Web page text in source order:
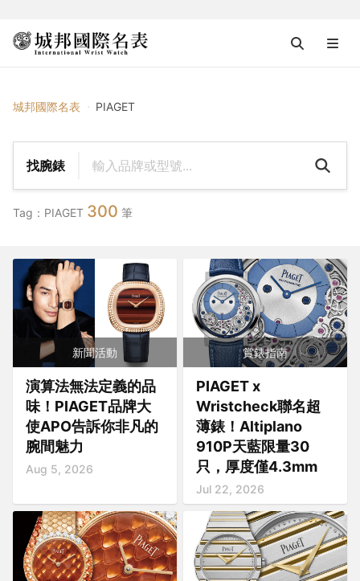
城邦國際名表 PIAGET
找腕錶
Tag：PIAGET 300 筆
新聞活動
演算法無法定義的品
味！PIAGET品牌大
使APO告訴你非凡的
腕間魅力
Aug 5, 2026
賞錶指南
PIAGET x
Wristcheck聯名超
薄錶！Altiplano
910P天藍限量30
只，厚度僅4.3mm
Jul 22, 2026